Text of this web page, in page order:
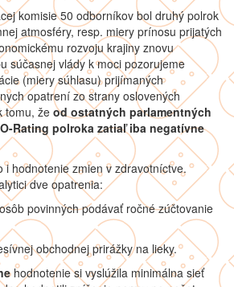
komisie 50 odborníkov bol druhý polrok
atmosféry, resp. miery prínosu prijatých
rozvoju krajiny znovu
súčasnej vlády k moci pozorujeme
(miery súhlasu) prijímaných
opatrení zo strany oslovených
tomu, že od ostatných parlamentných
Rating polroka zatiaľ iba negatívne
i hodnotenie zmien v zdravotníctve.
dve opatrenia:
povinných podávať ročné zúčtovanie
obchodnej prirážky na lieky.
hodnotenie si vyslúžila minimálna sieť